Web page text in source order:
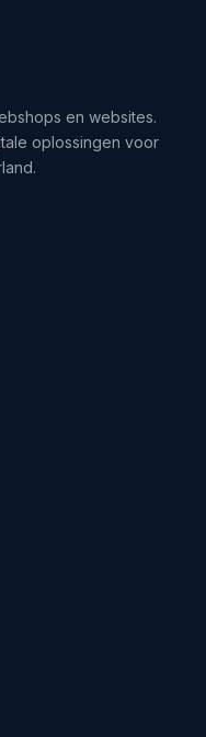
en websites.
oplossingen voor